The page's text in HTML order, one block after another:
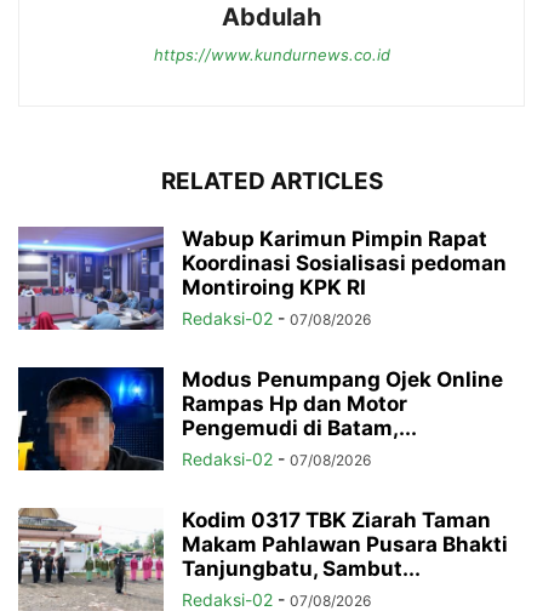
Abdulah
https://www.kundurnews.co.id
RELATED ARTICLES
Wabup Karimun Pimpin Rapat
Koordinasi Sosialisasi pedoman
Montiroing KPK RI
Redaksi-02 - 07/08/2026
Modus Penumpang Ojek Online
Rampas Hp dan Motor
Pengemudi di Batam,...
Redaksi-02 - 07/08/2026
Kodim 0317 TBK Ziarah Taman
Makam Pahlawan Pusara Bhakti
Tanjungbatu, Sambut...
Redaksi-02 - 07/08/2026